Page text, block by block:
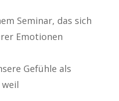
Seminar, das sich
Emotionen
Gefühle als
weil